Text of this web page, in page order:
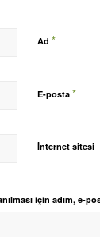
Ad *
E-posta *
İnternet sitesi
için adım, e-